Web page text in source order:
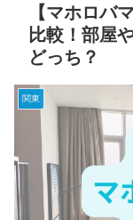
【マホロバ
比較！部屋
どっち？
関東